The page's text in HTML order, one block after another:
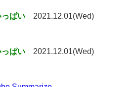
ぱい
2021.12.01(Wed)
ぱい
2021.12.01(Wed)